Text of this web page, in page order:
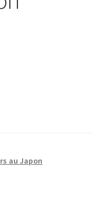
au Japon